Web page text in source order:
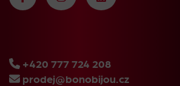
+420 777 724 208
prodej@bonobijou.cz